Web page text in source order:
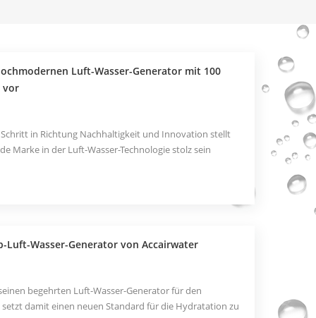
Luft-Wasser-Generator mit 100
vor
in Richtung Nachhaltigkeit und Innovation stellt
Marke in der Luft-Wasser-Technologie stolz sein
Luft-Wasser-Generator von Accairwater
begehrten Luft-Wasser-Generator für den
damit einen neuen Standard für die Hydratation zu